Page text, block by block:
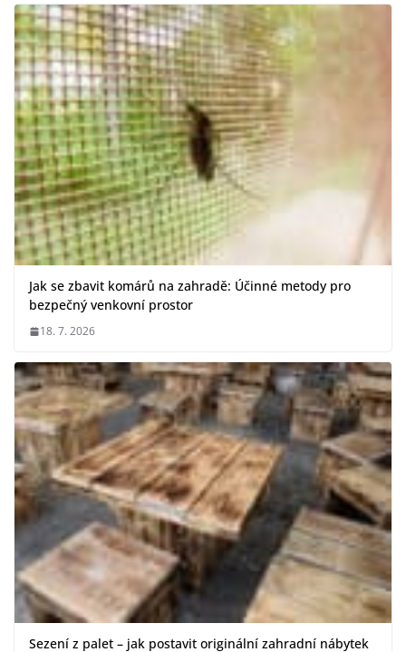
Jak se zbavit komárů na zahradě: Účinné metody pro
bezpečný venkovní prostor
18. 7. 2026
Sezení z palet – jak postavit originální zahradní nábytek